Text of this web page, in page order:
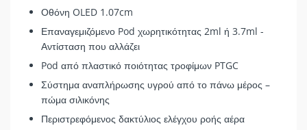
Οθόνη OLED 1.07cm
Επαναγεμιζόμενο Pod χωρητικότητας 2ml ή 3.7ml -
Αντίσταση που αλλάζει
Pod από πλαστικό ποιότητας τροφίμων PTGC
Σύστημα αναπλήρωσης υγρού από το πάνω μέρος –
πώμα σιλικόνης
Περιστρεφόμενος δακτύλιος ελέγχου ροής αέρα